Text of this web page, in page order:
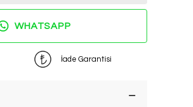
WHATSAPP
İade Garantisi